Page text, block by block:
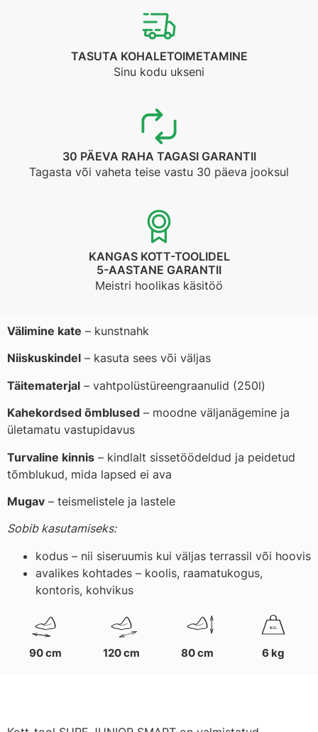
TASUTA KOHALETOIMETAMINE
Sinu kodu ukseni
30 PÄEVA RAHA TAGASI GARANTII
Tagasta või vaheta teise vastu 30 päeva jooksul
KANGAS KOTT-TOOLIDEL
5-AASTANE GARANTII
Meistri hoolikas käsitöö
Välimine kate – kunstnahk
Niiskuskindel – kasuta sees või väljas
Täitematerjal – vahtpolüstüreengraanulid (250l)
Kahekordsed õmblused – moodne väljanägemine ja
ületamatu vastupidavus
Turvaline kinnis – kindlalt sissetöödeldud ja peidetud
tõmblukud, mida lapsed ei ava
Mugav – teismelistele ja lastele
Sobib kasutamiseks:
kodus – nii siseruumis kui väljas terrassil või hoovis
avalikes kohtades – koolis, raamatukogus,
kontoris, kohvikus
90 cm 120 cm 80 cm
KG
6 kg